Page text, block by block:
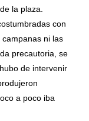
la plaza.
con
ni las
precautoria, se
de intervenir
a poco iba